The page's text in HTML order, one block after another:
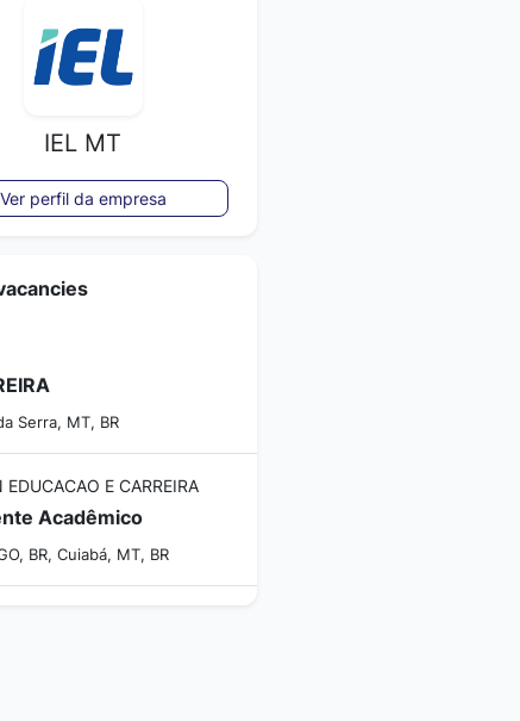
IEL MT
Ver perfil da empresa
Serra, MT, BR
EDUCACAO E CARREIRA
Acadêmico
BR, Cuiabá, MT, BR